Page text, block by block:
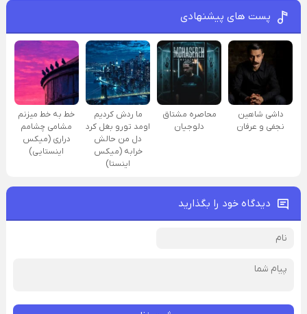
پست های پیشنهادی
داشی شاهین
نجفی و عرفان
محاصره مشتاق
دلوجیان
ما ردش کردیم
اومد تورو بغل کرد
دل من حالش
خرابه (میکس
اینستا)
خط به خط میزنم
مشامی چشامم
دراری (میکس
اینستایی)
دیدگاه خود را بگذارید